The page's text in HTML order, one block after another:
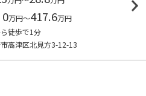
0万円～417.6万円
徒歩で1分
高津区北見方3-12-13